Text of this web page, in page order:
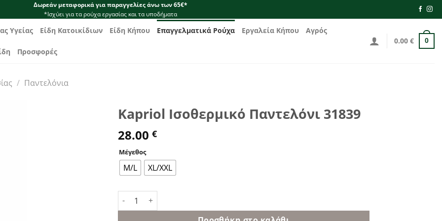
Δωρεάν μεταφορικά για παραγγελίες άνω των 65€*
*Ισχύει για τα ρούχα εργασίας και τα υποδήματα
Υγείας Είδη Κατοικίδιων Είδη Κήπου Επαγγελματικά Ρούχα Εργαλεία Κήπου Αγρός
Προσφορές
0.00€ 0
/ Παντελόνια
Kapriol Ισοθερμικό Παντελόνι 31839
28.00 €
Μέγεθος
M/L XL/XXL
Kapriol Ισοθερμικό Παντελόνι 31839 ποσότητα